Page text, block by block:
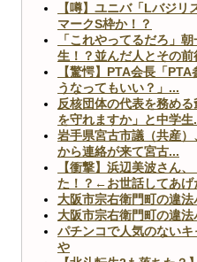
【噂】ユニバ「Lバジ
マークS枠か！？
「これやってるだろ」
生！？並んだ人とその前
【驚愕】PTA会長「
うなってもいい？」...
反核団体の代表を務め
を守れますか」と中学生
岩手県宮古市議（共産
から連絡が来て宮古...
【衝撃】浜辺美波さん
た！？←お世話してあげ
大阪市宗右衛門町の違
大阪市宗右衛門町の違
パチンコで人気のない
や